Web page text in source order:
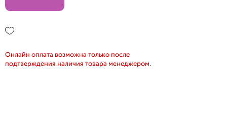
Онлайн оплата возможна только после
подтверждения наличия товара менеджером.